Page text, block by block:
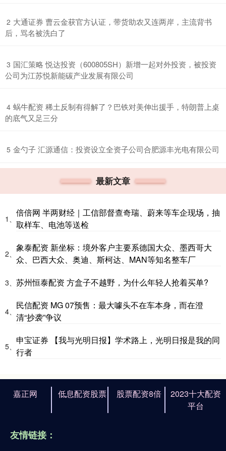
2 ​大通证券 曹云金获官方认证，带货助农又连两岸，主流背书
后，骂名被洗白了
3 ​国汇策略 悦达投资（600805SH）新增一起对外投资，被投资
公司为江苏悦新能碳产业发展有限公司
4 ​蜗牛配资 稀土反制有得解了？巴铁对美伸出援手，特朗普上桌
的底气又足三分
5 ​金勺子 汇源通信：投资设立全资子公司合肥源丰光电有限公司
最新文章
1、
倍倍网 半两财经｜工信部督查奇瑞、蔚来等车企现场，抽
取样车、电池等送检
2、
象泰配资 新坐标：境外客户主要系德国大众、墨西哥大
众、巴西大众、奥迪、斯柯达、MAN等知名整车厂
3、 苏州恒泰配资 方盒子不越野，为什么年轻人抢着买单?
4、
民信配资 MG 07预售：最大噱头不在车本身，而在澄
清“抄袭”争议
5、
申宝证券 【我与光明日报】学术路上，光明日报是我的同
行者
嘉正网 低息配资股票 股票配资8倍
2023十大配资
平台
友情链接：